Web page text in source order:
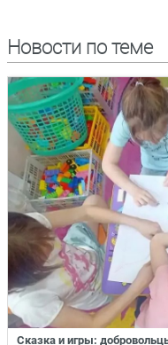
Новости по теме
Сказка и игры: